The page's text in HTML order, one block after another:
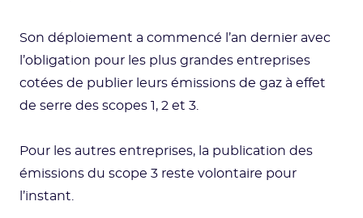
Son déploiement a commencé l’an dernier avec
l’obligation pour les plus grandes entreprises
cotées de publier leurs émissions de gaz à effet
de serre des scopes 1, 2 et 3.
Pour les autres entreprises, la publication des
émissions du scope 3 reste volontaire pour
l’instant.